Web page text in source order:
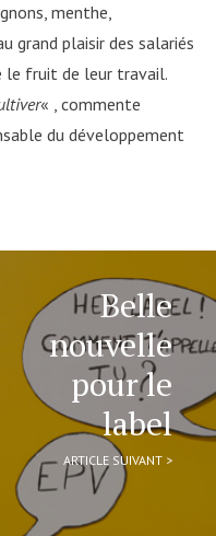
menthe,
grand plaisir des salariés
le fruit de leur travail.
« , commente
du développement
Belle
nouvelle
pour le
label
ARTICLE SUIVANT >